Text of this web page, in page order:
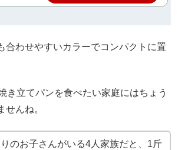
合わせやすいカラーでコンパクトに置
き立てパンを食べたい家庭にはちょう
せんね。
のお子さんがいる4人家族だと、1斤